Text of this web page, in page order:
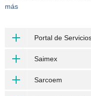
más
Portal de
Saimex
Sarcoem